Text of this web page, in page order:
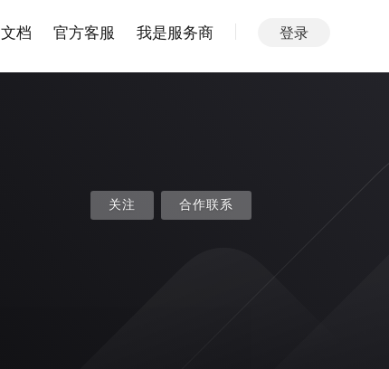
文档 官方客服 我是服务商 登录
关注 合作联系